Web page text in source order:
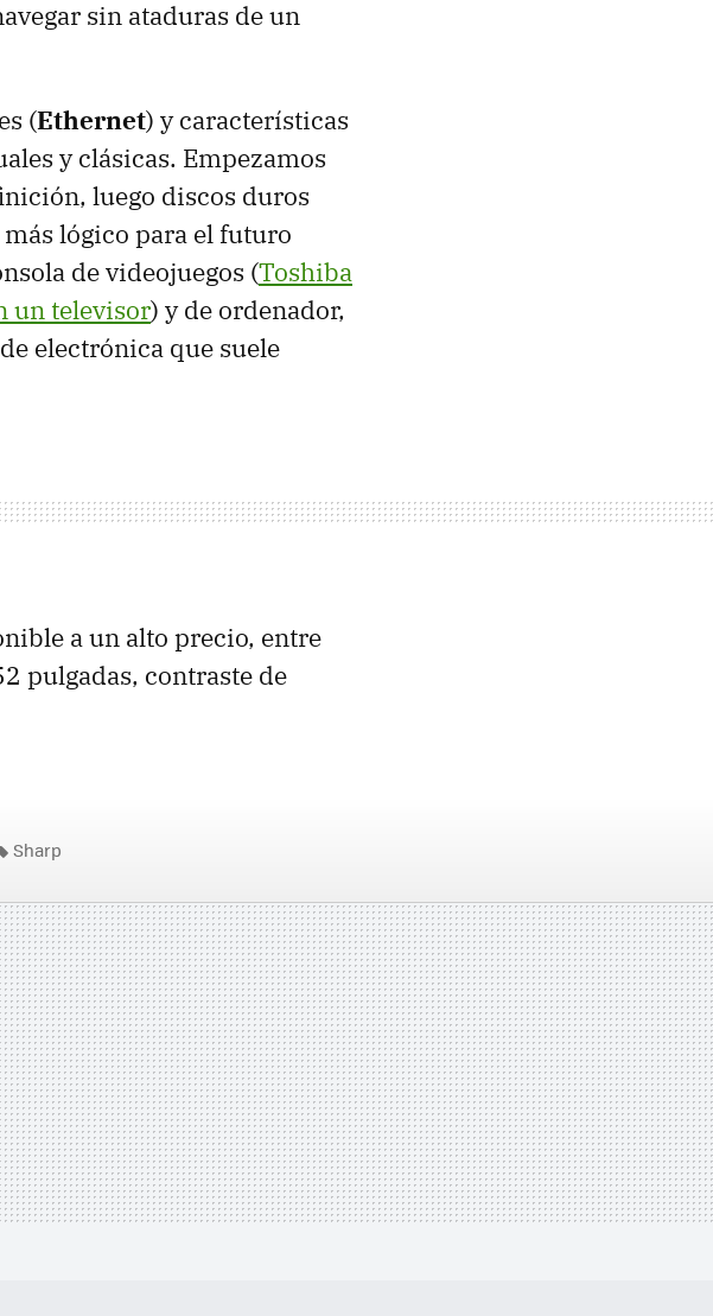
sin ataduras de un
(Ethernet) y características
y clásicas. Empezamos
luego discos duros
lógico para el futuro
de videojuegos (Toshiba
un televisor) y de ordenador,
electrónica que suele
a un alto precio, entre
pulgadas, contraste de
Sharp